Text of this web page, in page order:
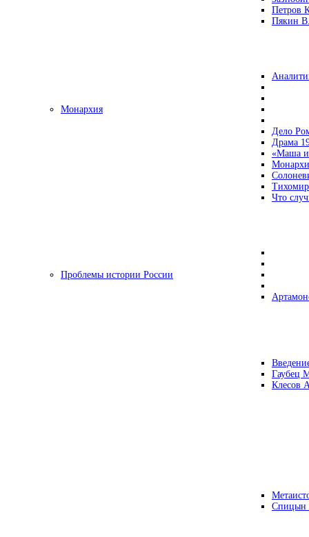
Петров
Пякин
Монархия
Дело
Драма
«Маша и
Что
Проблемы истории России
Гаубец
Клесов